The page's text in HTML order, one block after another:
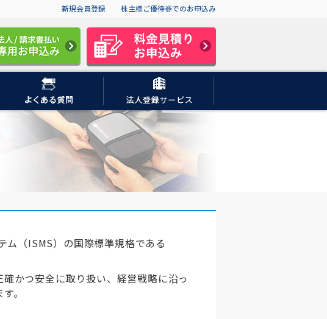
新規会員登録 株主様ご優待券でのお申込み
ム（ISMS）の国際標準規格である
かつ安全に取り扱い、経営戦略に沿っ
。